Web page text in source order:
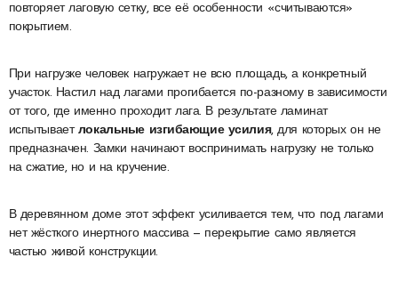
повторяет лаговую сетку, все её особенности «считываются»
покрытием.
При нагрузке человек нагружает не всю площадь, а конкретный
участок. Настил над лагами прогибается по-разному в зависимости
от того, где именно проходит лага. В результате ламинат
испытывает локальные изгибающие усилия, для которых он не
предназначен. Замки начинают воспринимать нагрузку не только
на сжатие, но и на кручение.
В деревянном доме этот эффект усиливается тем, что под лагами
нет жёсткого инертного массива — перекрытие само является
частью живой конструкции.